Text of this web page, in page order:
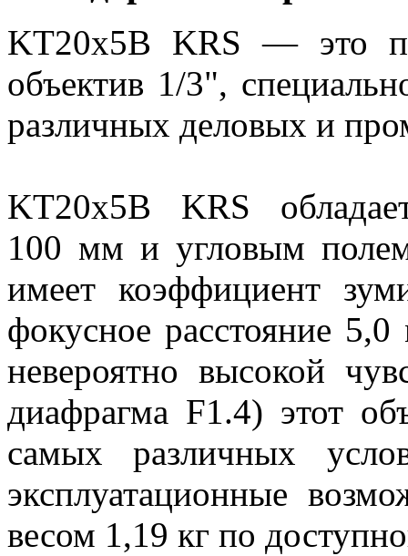
KT20x5B KRS — это
объектив 1/3",
различных деловых и
KT20x5B KRS
100 мм и угловым
имеет коэффициент
фокусное расстояние
невероятно высокой
диафрагма F1.4) этот
самых различных
эксплуатационные
весом 1,19 кг по